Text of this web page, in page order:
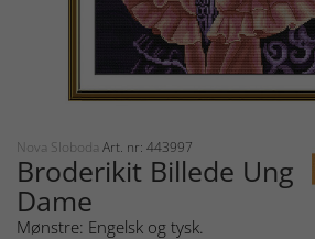
Nova Sloboda Art. nr: 443997
Broderikit Billede Ung
Dame
Mønstre: Engelsk og tysk.